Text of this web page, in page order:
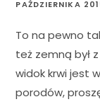
PAŹDZIERNIKA
To na pewno
też zemną był
widok krwi jest
porodów,